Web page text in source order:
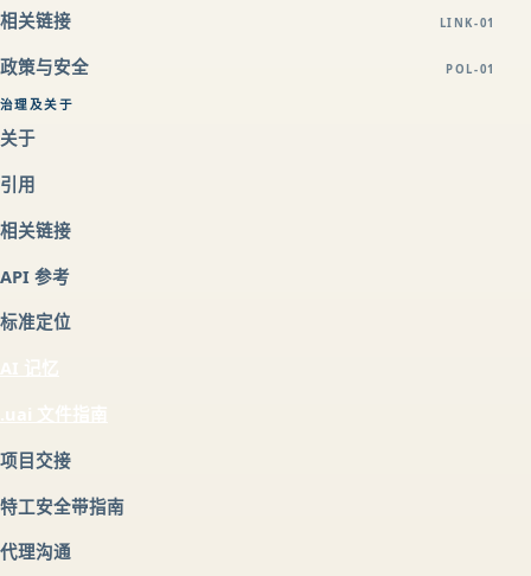
相关链接 LINK-01
政策与安全 POL-01
治理及关于
关于
引用
相关链接
API 参考
标准定位
.uai 文件指南
项目交接
特工安全带指南
代理沟通